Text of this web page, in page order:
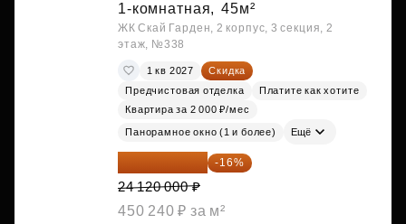
1-комнатная, 45м²
ЖК Скай Гарден, 2 корпус, 3 секция, 2
этаж, №338
1 кв 2027
Скидка
Предчистовая отделка
Платите как хотите
Квартира за 2 000 ₽/мес
Панорамное окно (1 и более) Ещё
20 260 800 ₽ -16%
24 120 000 ₽
450 240 ₽ за м²